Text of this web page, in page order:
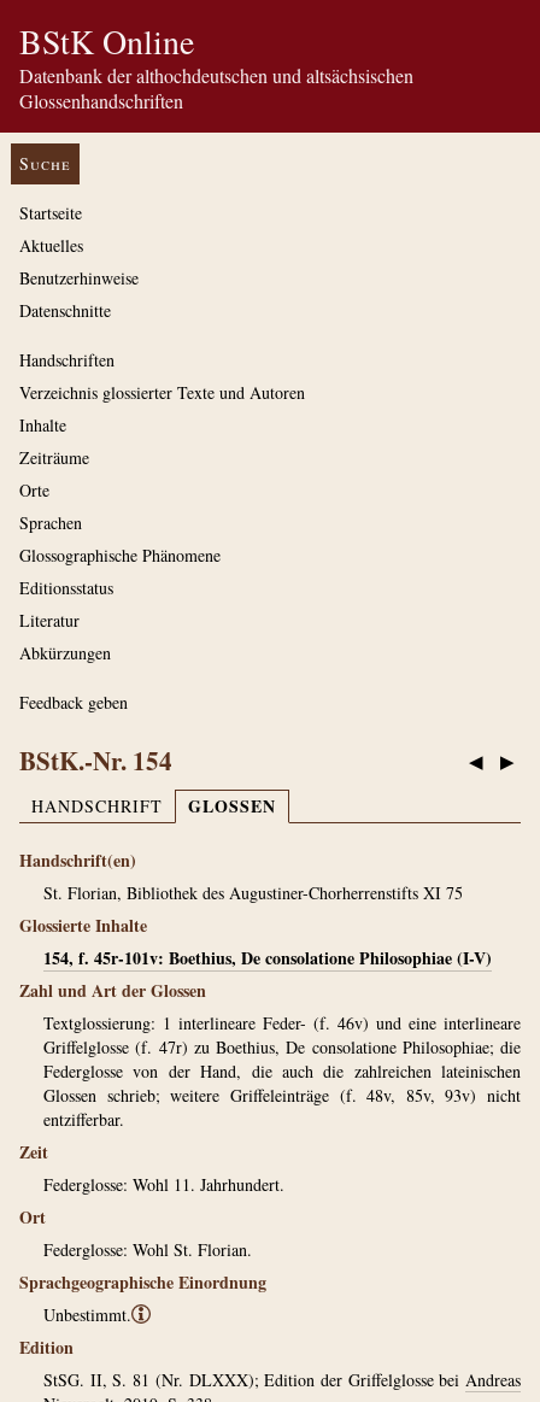
BStK Online
Datenbank der althochdeutschen und altsächsischen
Glossenhandschriften
Suche
Startseite
Aktuelles
Benutzerhinweise
Datenschnitte
Handschriften
Verzeichnis glossierter Texte und Autoren
Inhalte
Zeiträume
Orte
Sprachen
Glossographische Phänomene
Editionsstatus
Literatur
Abkürzungen
Feedback geben
◀ ▶
BStK.-Nr. 154
HANDSCHRIFT GLOSSEN
Handschrift(en)
St. Florian, Bibliothek des Augustiner-Chorherrenstifts XI 75
Glossierte Inhalte
154, f. 45r-101v: Boethius, De consolatione Philosophiae (I-V)
Zahl und Art der Glossen
Textglossierung: 1 interlineare Feder- (f. 46v) und eine interlineare
Griffelglosse (f. 47r) zu Boethius, De consolatione Philosophiae; die
Federglosse von der Hand, die auch die zahlreichen lateinischen
Glossen schrieb; weitere Griffeleinträge (f. 48v, 85v, 93v) nicht
entzifferbar.
Zeit
Federglosse: Wohl 11. Jahrhundert.
Ort
Federglosse: Wohl St. Florian.
Sprachgeographische Einordnung
Unbestimmt.ⓘ
Edition
StSG. II, S. 81 (Nr. DLXXX); Edition der Griffelglosse bei Andreas